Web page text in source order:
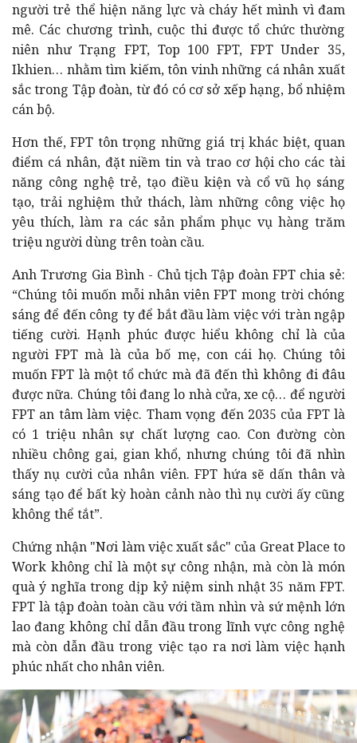
người trẻ thể hiện năng lực và cháy hết mình vì đam
mê. Các chương trình, cuộc thi được tổ chức thường
niên như Trạng FPT, Top 100 FPT, FPT Under 35,
Ikhien… nhằm tìm kiếm, tôn vinh những cá nhân xuất
sắc trong Tập đoàn, từ đó có cơ sở xếp hạng, bổ nhiệm
cán bộ.
Hơn thế, FPT tôn trọng những giá trị khác biệt, quan
điểm cá nhân, đặt niềm tin và trao cơ hội cho các tài
năng công nghệ trẻ, tạo điều kiện và cổ vũ họ sáng
tạo, trải nghiệm thử thách, làm những công việc họ
yêu thích, làm ra các sản phẩm phục vụ hàng trăm
triệu người dùng trên toàn cầu.
Anh Trương Gia Bình - Chủ tịch Tập đoàn FPT chia sẻ:
“Chúng tôi muốn mỗi nhân viên FPT mong trời chóng
sáng để đến công ty để bắt đầu làm việc với tràn ngập
tiếng cười. Hạnh phúc được hiểu không chỉ là của
người FPT mà là của bố mẹ, con cái họ. Chúng tôi
muốn FPT là một tổ chức mà đã đến thì không đi đâu
được nữa. Chúng tôi đang lo nhà cửa, xe cộ… để người
FPT an tâm làm việc. Tham vọng đến 2035 của FPT là
có 1 triệu nhân sự chất lượng cao. Con đường còn
nhiều chông gai, gian khổ, nhưng chúng tôi đã nhìn
thấy nụ cười của nhân viên. FPT hứa sẽ dấn thân và
sáng tạo để bất kỳ hoàn cảnh nào thì nụ cười ấy cũng
không thể tắt”.
Chứng nhận "Nơi làm việc xuất sắc" của Great Place to
Work không chỉ là một sự công nhận, mà còn là món
quà ý nghĩa trong dịp kỷ niệm sinh nhật 35 năm FPT.
FPT là tập đoàn toàn cầu với tầm nhìn và sứ mệnh lớn
lao đang không chỉ dẫn đầu trong lĩnh vực công nghệ
mà còn dẫn đầu trong việc tạo ra nơi làm việc hạnh
phúc nhất cho nhân viên.